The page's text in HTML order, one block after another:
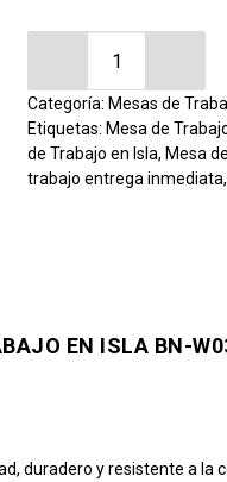
Mesa de Trabajo
Categoría: Mesas de
Etiquetas: Mesa de
de Trabajo en Isla, Mesa
trabajo entrega inmediata
EN ISLA BN-
duradero y resistente a la